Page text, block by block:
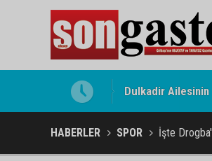
Gölbaşı
HABERLER SPOR İşte